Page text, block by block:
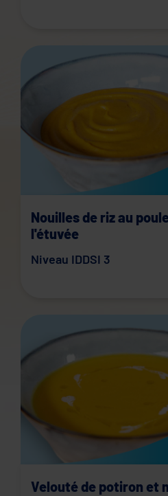
Nouilles de riz au
l'étuvée
Niveau IDDSI 3
Velouté de potiron et